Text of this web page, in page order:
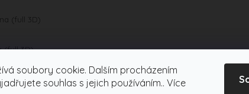
soubory cookie. Dalším procházením
souhlas s jejich používáním.. Více
(full 3D)
(full 3D)
(full 3D)